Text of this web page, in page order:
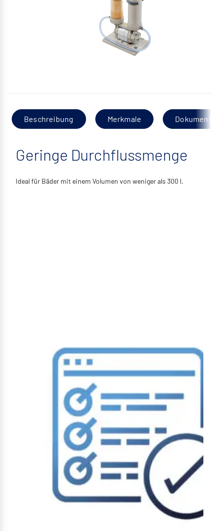
Beschreibung Merkmale
Geringe Durchflussmenge
Ideal für Bäder mit einem Volumen von weniger als 300 l.